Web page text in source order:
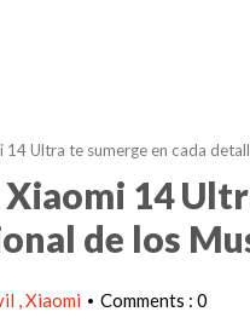
Ultra te sumerge en cada
14
de los
Xiaomi • Comments : 0